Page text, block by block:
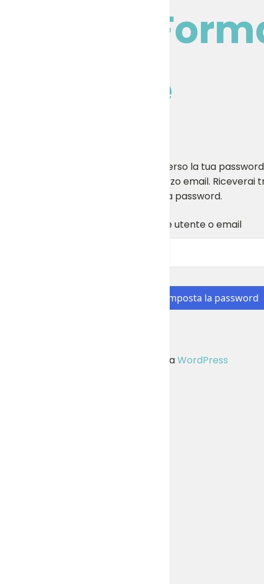
Partner
Lavorare
Hai perso la tua
indirizzo email.
nuova password.
Nome utente o email
Reimposta la password
Partner Formarsi per Lavorare utilizzaWordPress